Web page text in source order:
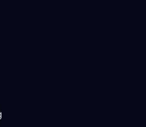
hơi đi theo hướng mặt
sẽ có tông màu xanh
thì lại càng tối giống
mặt số có tông màu